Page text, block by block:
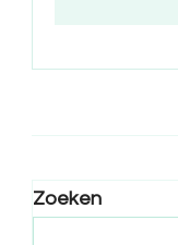
Zoeken